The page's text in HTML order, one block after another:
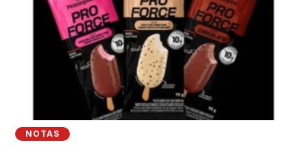
NOTAS